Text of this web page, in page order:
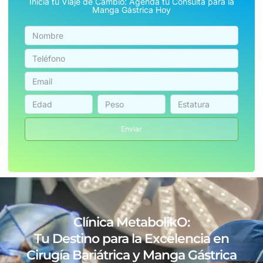
Manga Gástrica Hoy
Enviar
Clínica MetabolikO:
Tu Destino para la Excelencia en
Cirugía Bariátrica y Manga Gástrica